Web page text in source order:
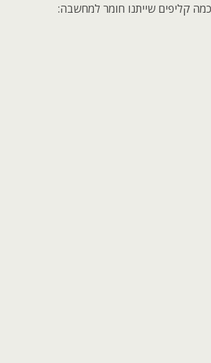
קליפים שייתנו חומר למחשבה: